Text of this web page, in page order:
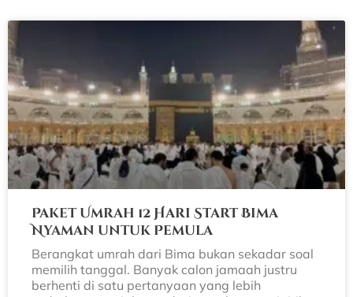
Paket Umrah 12 Hari Start Bima
Nyaman untuk Pemula
Berangkat umrah dari Bima bukan sekadar soal
memilih tanggal. Banyak calon jamaah justru
berhenti di satu pertanyaan yang lebih